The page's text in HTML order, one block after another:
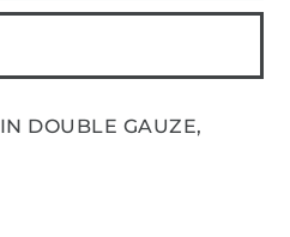
DOUBLE GAUZE,